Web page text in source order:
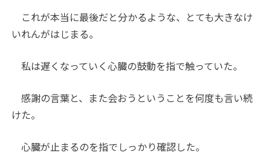
これが本当に最後だと分かるような、とても大きなけ
いれんがはじまる。
私は遅くなっていく心臓の鼓動を指で触っていた。
感謝の言葉と、また会おうということを何度も言い続
けた。
心臓が止まるのを指でしっかり確認した。